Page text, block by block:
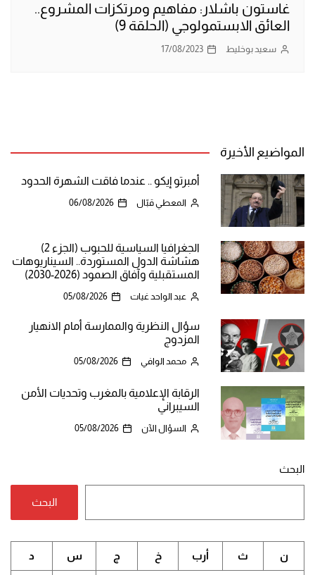
غاستون باشلار: مفاهيم ومرتكزات المشروع..
العائق الابستمولوجي (الحلقة 9)
سعيد بوخليط 17/08/2023
المواضيع الأخيرة
أمبرتو إيكو .. عندما فاقت الشهرة الحدود
المعطي قبّال 06/08/2026
الجغرافيا السياسية للحبوب (الجزء 2)
هشاشة الدول المستوردة.. السيناريوهات
المستقبلية وآفاق الصمود (2026-2030)
عبد الواحد غيات 05/08/2026
سؤال النظرية والممارسة أمام الانهيار
المزدوج
محمد الوافي 05/08/2026
الرقابة الإعلامية بالمغرب وتحديات الأمن
السيبراني
السؤال الآن 05/08/2026
البحث
البحث
ن ث أرب خ ج س د